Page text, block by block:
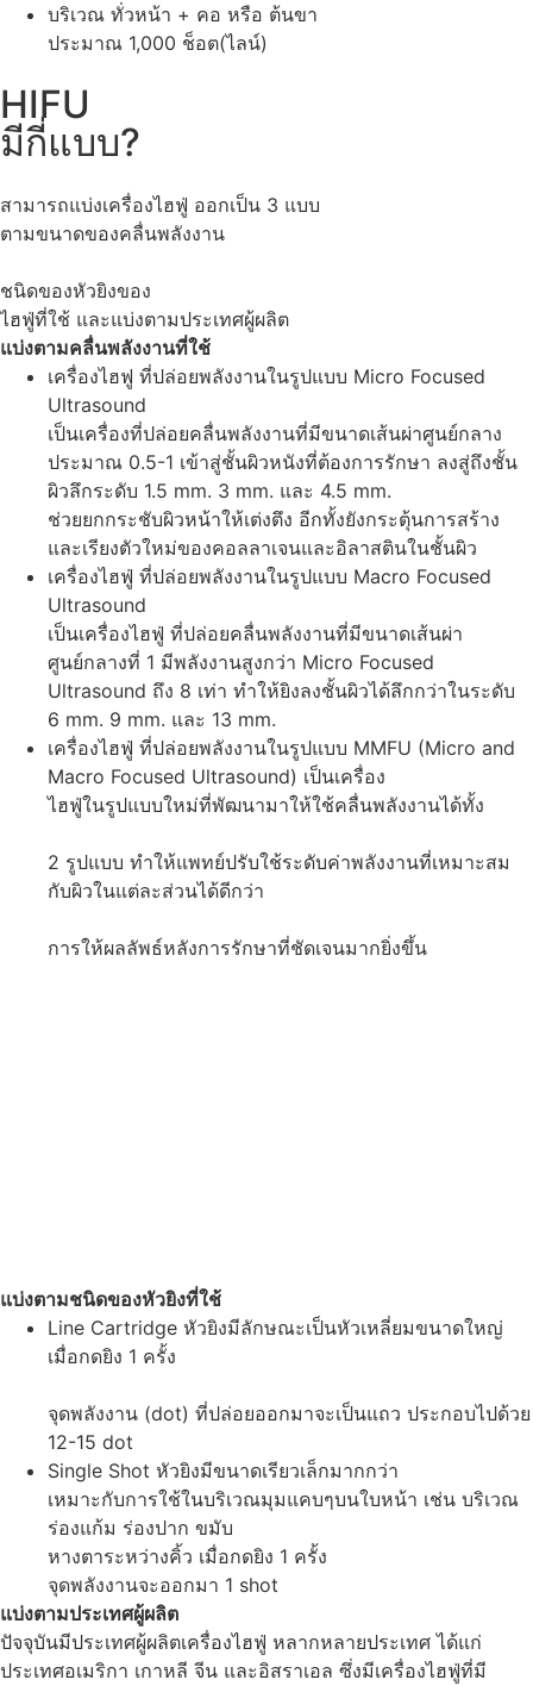
บริเวณ ทั่วหน้า + คอ หรือ ต้นขา
ประมาณ 1,000 ช็อต(ไลน์)
HIFU
มีกี่แบบ?
สามารถแบ่งเครื่องไฮฟู่ ออกเป็น 3 แบบ
ตามขนาดของคลื่นพลังงาน
ชนิดของหัวยิงของ
ไฮฟู่ที่ใช้ และแบ่งตามประเทศผู้ผลิต
แบ่งตามคลื่นพลังงานที่ใช้
เครื่องไฮฟู ที่ปล่อยพลังงานในรูปแบบ Micro Focused
Ultrasound
เป็นเครื่องที่ปล่อยคลื่นพลังงานที่มีขนาดเส้นผ่าศูนย์กลาง
ประมาณ 0.5-1 เข้าสู่ชั้นผิวหนังที่ต้องการรักษา ลงสู่ถึงชั้น
ผิวลึกระดับ 1.5 mm. 3 mm. และ 4.5 mm.
ช่วยยกกระชับผิวหน้าให้เต่งตึง อีกทั้งยังกระตุ้นการสร้าง
และเรียงตัวใหม่ของคอลลาเจนและอิลาสตินในชั้นผิว
เครื่องไฮฟู่ ที่ปล่อยพลังงานในรูปแบบ Macro Focused
Ultrasound
เป็นเครื่องไฮฟู่ ที่ปล่อยคลื่นพลังงานที่มีขนาดเส้นผ่า
ศูนย์กลางที่ 1 มีพลังงานสูงกว่า Micro Focused
Ultrasound ถึง 8 เท่า ทำให้ยิงลงชั้นผิวได้ลึกกว่าในระดับ
6 mm. 9 mm. และ 13 mm.
เครื่องไฮฟู่ ที่ปล่อยพลังงานในรูปแบบ MMFU (Micro and
Macro Focused Ultrasound) เป็นเครื่อง
ไฮฟู่ในรูปแบบใหม่ที่พัฒนามาให้ใช้คลื่นพลังงานได้ทั้ง
2 รูปแบบ ทำให้แพทย์ปรับใช้ระดับค่าพลังงานที่เหมาะสม
กับผิวในแต่ละส่วนได้ดีกว่า
การให้ผลลัพธ์หลังการรักษาที่ชัดเจนมากยิ่งขึ้น
แบ่งตามชนิดของหัวยิงที่ใช้
Line Cartridge หัวยิงมีลักษณะเป็นหัวเหลี่ยมขนาดใหญ่
เมื่อกดยิง 1 ครั้ง
จุดพลังงาน (dot) ที่ปล่อยออกมาจะเป็นแถว ประกอบไปด้วย
12-15 dot
Single Shot หัวยิงมีขนาดเรียวเล็กมากกว่า
เหมาะกับการใช้ในบริเวณมุมแคบๆบนใบหน้า เช่น บริเวณ
ร่องแก้ม ร่องปาก ขมับ
หางตาระหว่างคิ้ว เมื่อกดยิง 1 ครั้ง
จุดพลังงานจะออกมา 1 shot
แบ่งตามประเทศผู้ผลิต
ปัจจุบันมีประเทศผู้ผลิตเครื่องไฮฟู่ หลากหลายประเทศ ได้แก่
ประเทศอเมริกา เกาหลี จีน และอิสราเอล ซึ่งมีเครื่องไฮฟู่ที่มี